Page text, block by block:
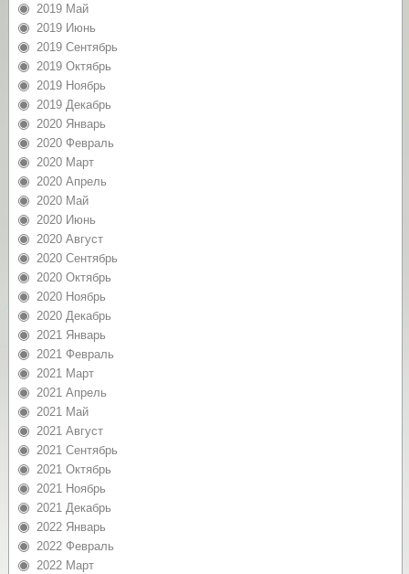
2019 Май
2019 Июнь
2019 Сентябрь
2019 Октябрь
2019 Ноябрь
2019 Декабрь
2020 Январь
2020 Февраль
2020 Март
2020 Апрель
2020 Май
2020 Июнь
2020 Август
2020 Сентябрь
2020 Октябрь
2020 Ноябрь
2020 Декабрь
2021 Январь
2021 Февраль
2021 Март
2021 Апрель
2021 Май
2021 Август
2021 Сентябрь
2021 Октябрь
2021 Ноябрь
2021 Декабрь
2022 Январь
2022 Февраль
2022 Март